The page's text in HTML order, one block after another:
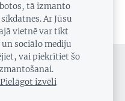
tā izmanto
Ar Jūsu
vietnē var tikt
sociālo mediju
vai piekrītiet šo
Pielāgot izvēli